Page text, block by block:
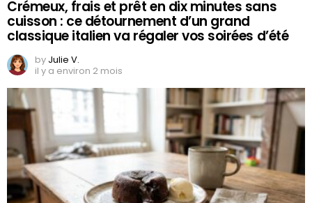
Crémeux, frais et prêt en dix minutes sans
cuisson : ce détournement d’un grand
classique italien va régaler vos soirées d’été
by Julie V.
il y a environ 2 mois